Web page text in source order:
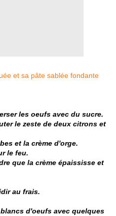
les oeufs avec du sucre.
le zeste de deux citrons et
et la crème d'orge.
le feu.
que la crème épaississe et
au frais.
d'oeufs avec quelques